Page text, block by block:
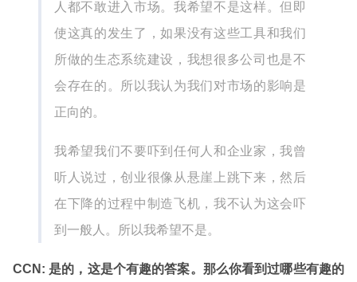
人都不敢进入市场。我希望不是这样。但即
使这真的发生了，如果没有这些工具和我们
所做的生态系统建设，我想很多公司也是不
会存在的。所以我认为我们对市场的影响是
正向的。
我希望我们不要吓到任何人和企业家，我曾
听人说过，创业很像从悬崖上跳下来，然后
在下降的过程中制造飞机，我不认为这会吓
到一般人。所以我希望不是。
CCN: 是的，这是个有趣的答案。那么你看到过哪些有趣的